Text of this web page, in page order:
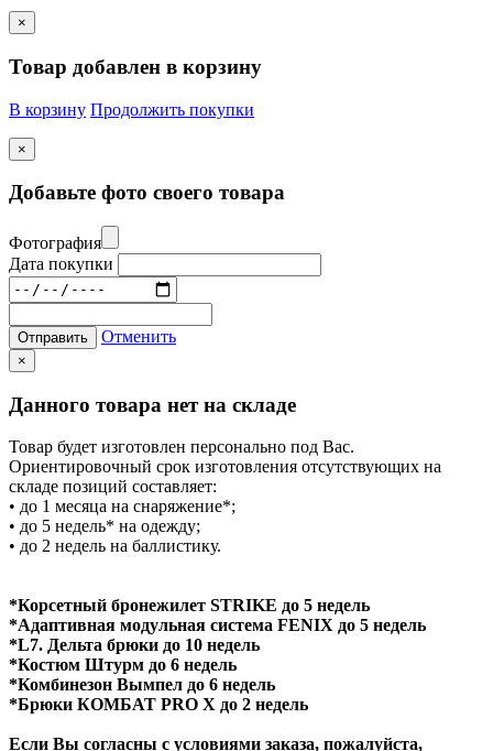
×
Товар добавлен в корзину
В корзину Продолжить покупки
×
Добавьте фото своего товара
Фотография
Дата покупки
Отправить Отменить
×
Данного товара нет на складе
Товар будет изготовлен персонально под Вас.
Ориентировочный срок изготовления отсутствующих на
складе позиций составляет:
• до 1 месяца на снаряжение*;
• до 5 недель* на одежду;
• до 2 недель на баллистику.
*Корсетный бронежилет STRIKE до 5 недель
*Адаптивная модульная система FENIX до 5 недель
*L7. Дельта брюки до 10 недель
*Костюм Штурм до 6 недель
*Комбинезон Вымпел до 6 недель
*Брюки КОМБАТ PRO X до 2 недель
Если Вы согласны с условиями заказа, пожалуйста,